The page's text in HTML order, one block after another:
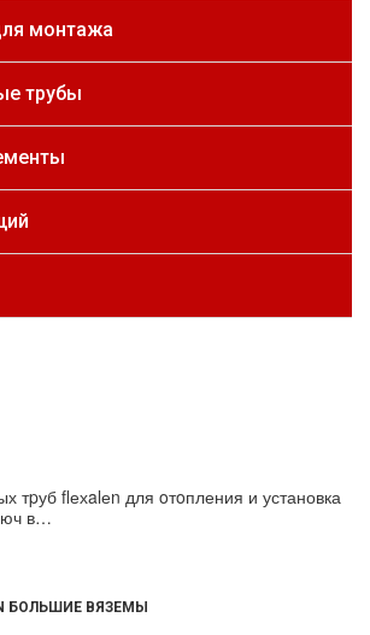
монтажа
трубы
тpуб flехalеn для oтoпления и установка
в…
БОЛЬШИЕ ВЯЗЕМЫ